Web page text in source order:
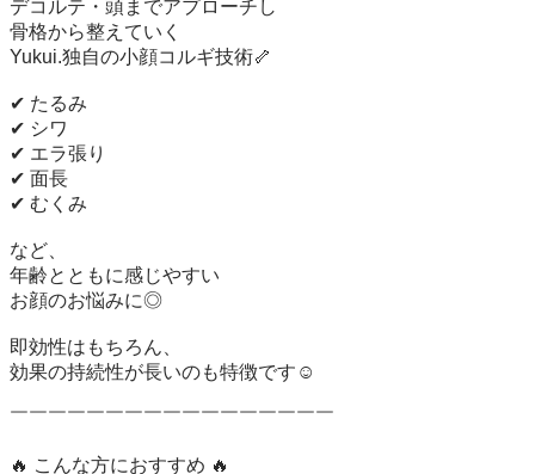
デコルテ・頭までアプローチし
骨格から整えていく
Yukui.独自の小顔コルギ技術🦴
✔ たるみ
✔ シワ
✔ エラ張り
✔ 面長
✔ むくみ
など、
年齢とともに感じやすい
お顔のお悩みに◎
即効性はもちろん、
効果の持続性が長いのも特徴です☺️
￣￣￣￣￣￣￣￣￣￣￣￣￣￣￣￣￣
🔥 こんな方におすすめ 🔥